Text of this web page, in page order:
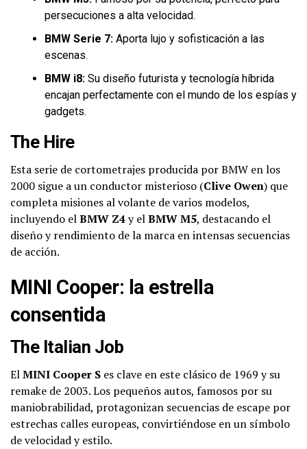
persecuciones a alta velocidad.
BMW Serie 7: Aporta lujo y sofisticación a las
escenas.
BMW i8: Su diseño futurista y tecnología híbrida
encajan perfectamente con el mundo de los espías y
gadgets.
The Hire
Esta serie de cortometrajes producida por BMW en los
2000 sigue a un conductor misterioso (Clive Owen) que
completa misiones al volante de varios modelos,
incluyendo elBMW Z4y elBMW M5, destacando el
diseño y rendimiento de la marca en intensas secuencias
de acción.
MINI Cooper: la estrella
consentida
The Italian Job
ElMINI Cooper S es clave en este clásico de 1969 y su
remake de 2003. Los pequeños autos, famosos por su
maniobrabilidad, protagonizan secuencias de escape por
estrechas calles europeas, convirtiéndose en un símbolo
de velocidad y estilo.